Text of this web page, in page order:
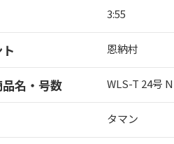
3:55
恩納村
名・号数 WLS-T 24号
タマン